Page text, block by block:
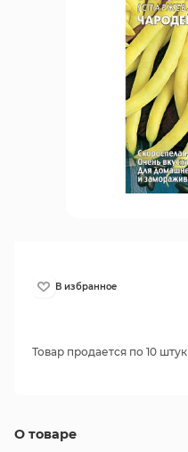
О товаре
Товар продается по 10 штук